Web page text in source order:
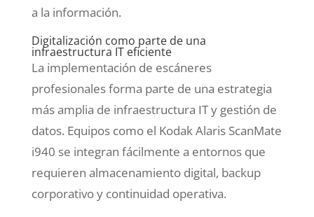
a la información.
Digitalización como parte de una
infraestructura IT eficiente
La implementación de escáneres
profesionales forma parte de una estrategia
más amplia de infraestructura IT y gestión de
datos. Equipos como el Kodak Alaris ScanMate
i940 se integran fácilmente a entornos que
requieren almacenamiento digital, backup
corporativo y continuidad operativa.